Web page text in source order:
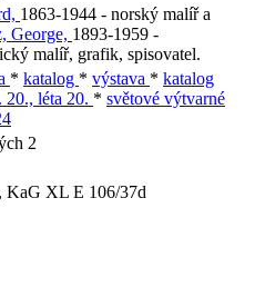
1863-1944 - norský malíř a
George, 1893-1959 -
malíř, grafik, spisovatel.
* katalog * výstava * katalog
20., léta 20. * světové výtvarné
2
XL E 106/37d